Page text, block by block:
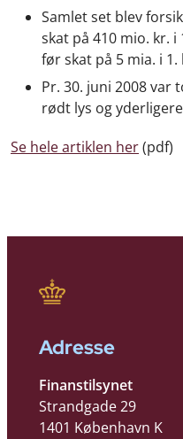
Samlet set blev
skat på 410 mio. kr.
før skat på 5 mia. i 1.
Pr. 30. juni 2008 var
rødt lys og
Se hele artiklen her(pdf)
Adresse
Finanstilsynet
Strandgade 29
1401 København K